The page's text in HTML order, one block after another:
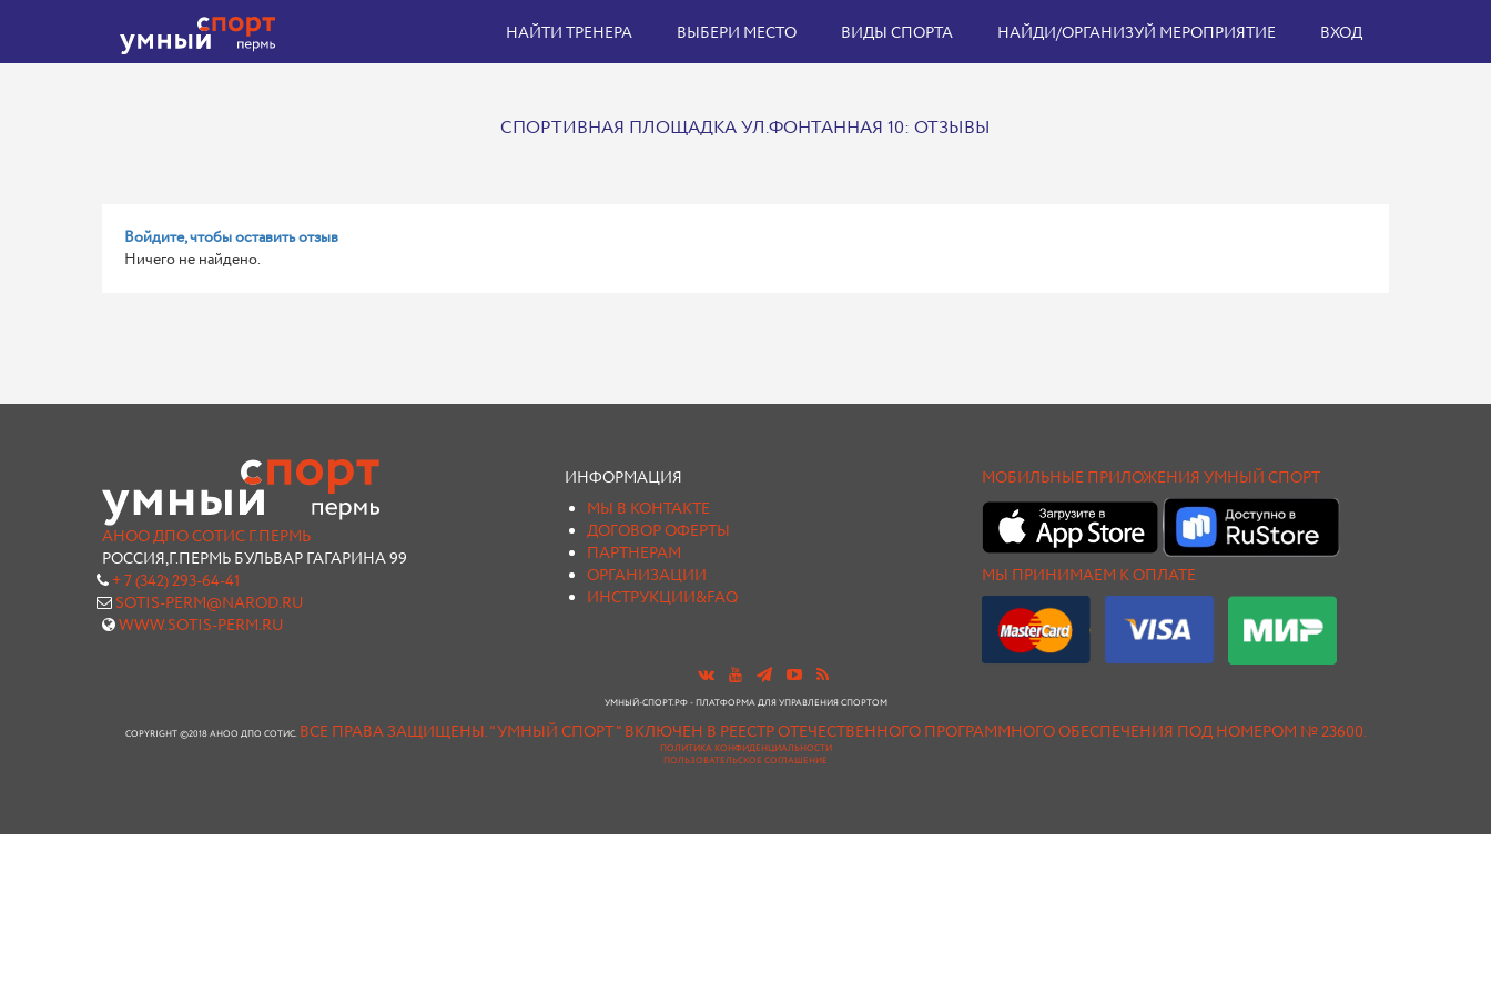
НАЙТИ ТРЕНЕРА ВЫБЕРИ МЕСТО ВИДЫ СПОРТА НАЙДИ/ОРГАНИЗУЙ МЕРОПРИЯТИЕ ВХОД
СПОРТИВНАЯ ПЛОЩАДКА УЛ.ФОНТАННАЯ 10: ОТЗЫВЫ
Войдите, чтобы оставить отзыв
Ничего не найдено.
АНОО ДПО СОТИС Г.ПЕРМЬ
РОССИЯ,Г.ПЕРМЬ БУЛЬВАР ГАГАРИНА 99
+ 7 (342) 293-64-41
SOTIS-PERM@NAROD.RU
WWW.SOTIS-PERM.RU
ИНФОРМАЦИЯ
МЫ В КОНТАКТЕ
ДОГОВОР ОФЕРТЫ
ПАРТНЕРАМ
ОРГАНИЗАЦИИ
ИНСТРУКЦИИ&FAQ
МОБИЛЬНЫЕ ПРИЛОЖЕНИЯ УМНЫЙ СПОРТ
МЫ ПРИНИМАЕМ К ОПЛАТЕ
УМНЫЙ-СПОРТ.РФ - ПЛАТФОРМА ДЛЯ УПРАВЛЕНИЯ СПОРТОМ
COPYRIGHT ©2018 АНОО ДПО СОТИС. ВСЕ ПРАВА ЗАЩИЩЕНЫ."УМНЫЙ СПОРТ " ВКЛЮЧЕН В РЕЕСТР ОТЕЧЕСТВЕННОГО ПРОГРАММНОГО ОБЕСПЕЧЕНИЯ ПОД НОМЕРОМ № 23600.
ПОЛИТИКА КОНФИДЕНЦИАЛЬНОСТИ
ПОЛЬЗОВАТЕЛЬСКОЕ СОГЛАШЕНИЕ